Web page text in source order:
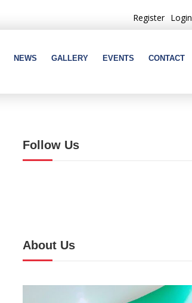
Login
Register
NEWS GALLERY EVENTS CONTACT
Follow Us
About Us